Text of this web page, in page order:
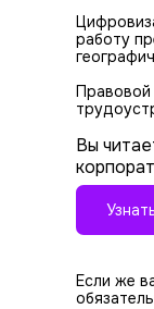
работу
Правовой
Вы
Если же